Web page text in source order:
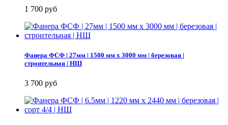
1 700 руб
Фанера ФСФ | 27мм | 1500 мм х 3000 мм | березовая |
строительная | НШ
3 700 руб